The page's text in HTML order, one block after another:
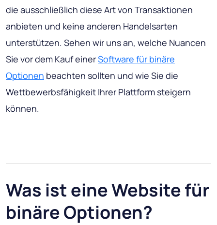
die ausschließlich diese Art von Transaktionen
anbieten und keine anderen Handelsarten
unterstützen. Sehen wir uns an, welche Nuancen
Sie vor dem Kauf einerSoftware für binäre
Optionen beachten sollten und wie Sie die
Wettbewerbsfähigkeit Ihrer Plattform steigern
können.
Was ist eine Website für
binäre Optionen?